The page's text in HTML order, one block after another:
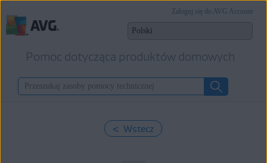
Pomoc dotycząca produktów domowych
Zaloguj się do AVG Account
< Wstecz